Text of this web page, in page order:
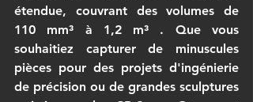
110 mm³ à 1,2 m³ . Que vous
souhaitiez capturer de minuscules
pièces pour des projets d'ingénierie
de précision ou de grandes sculptures